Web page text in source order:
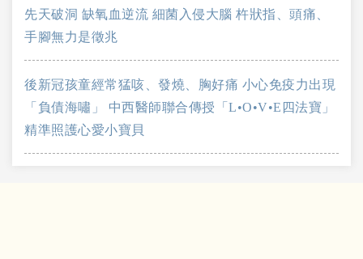
先天破洞 缺氧血逆流 細菌入侵大腦 杵狀指、頭痛、
手腳無力是徵兆
後新冠孩童經常猛咳、發燒、胸好痛 小心免疫力出現
「負債海嘯」 中西醫師聯合傳授「L•O•V•E四法寶」
精準照護心愛小寶貝